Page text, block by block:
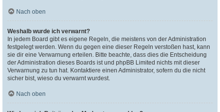
Nach oben
Weshalb wurde ich verwarnt?
In jedem Board gibt es eigene Regeln, die meistens von der Administration
festgelegt werden. Wenn du gegen eine dieser Regeln verstoßen hast, kann
sie dir eine Verwarnung erteilen. Bitte beachte, dass dies die Entscheidung
der Administration dieses Boards ist und phpBB Limited nichts mit dieser
Verwarnung zu tun hat. Kontaktiere einen Administrator, sofern du die nicht
sicher bist, wieso du verwarnt wurdest.
Nach oben